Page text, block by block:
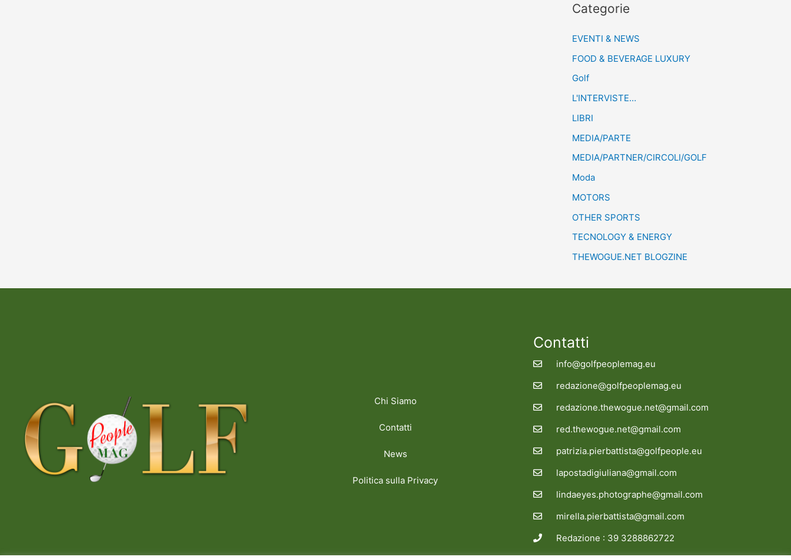
Categorie
EVENTI & NEWS
FOOD & BEVERAGE LUXURY
Golf
L'INTERVISTE…
LIBRI
MEDIA/PARTE
MEDIA/PARTNER/CIRCOLI/GOLF
Moda
MOTORS
OTHER SPORTS
TECNOLOGY & ENERGY
THEWOGUE.NET BLOGZINE
Chi Siamo
Contatti
News
Politica sulla Privacy
Contatti
info@golfpeoplemag.eu
redazione@golfpeoplemag.eu
redazione.thewogue.net@gmail.com
red.thewogue.net@gmail.com
patrizia.pierbattista@golfpeople.eu
lapostadigiuliana@gmail.com
lindaeyes.photographe@gmail.com
mirella.pierbattista@gmail.com
Redazione : 39 3288862722